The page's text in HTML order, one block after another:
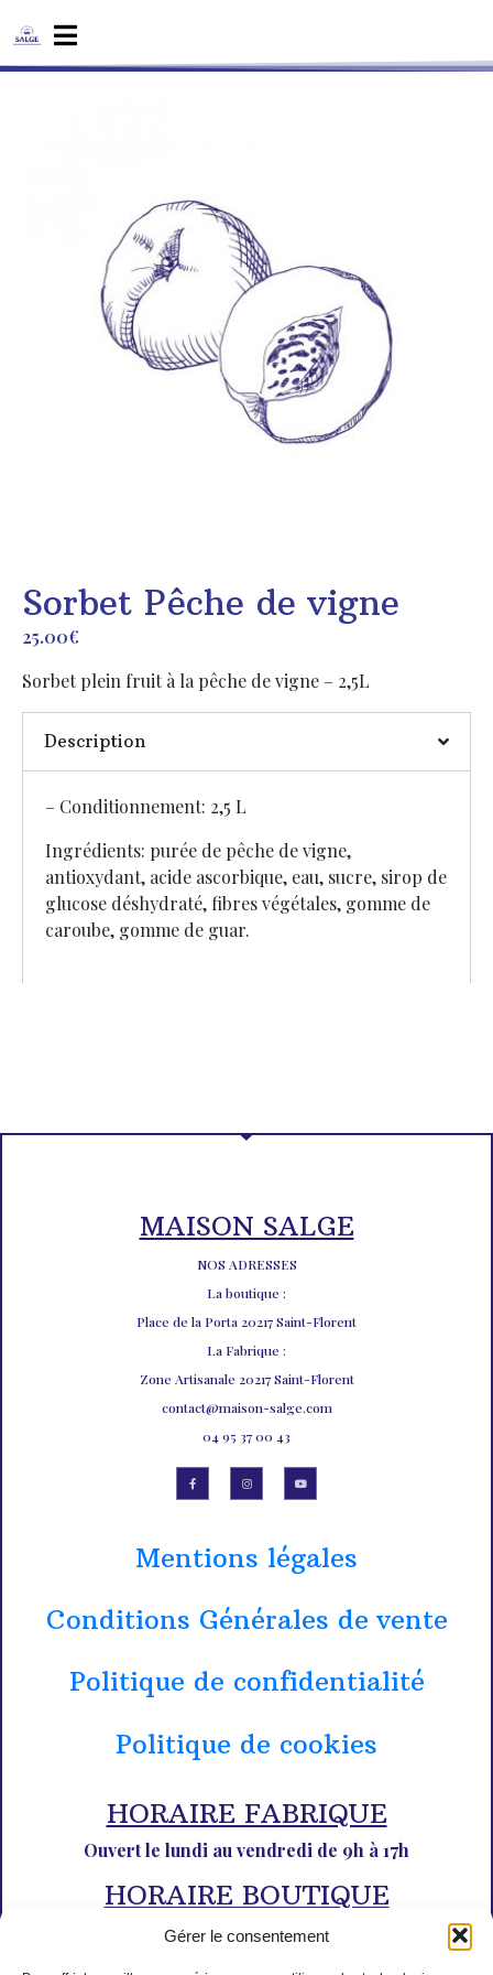
Gérer le consentement
Sorbet Pêche de vigne
25.00€
Sorbet plein fruit à la pêche de vigne – 2,5L
Description
– Conditionnement: 2,5 L
Ingrédients: purée de pêche de vigne,
antioxydant, acide ascorbique, eau, sucre, sirop de
glucose déshydraté, fibres végétales, gomme de
caroube, gomme de guar.
MAISON SALGE
NOS ADRESSES
La boutique :
Place de la Porta 20217 Saint-Florent
La Fabrique :
Zone Artisanale 20217 Saint-Florent
contact@maison-salge.com
04 95 37 00 43
Mentions légales
Conditions Générales de vente
Politique de confidentialité
Politique de cookies
HORAIRE FABRIQUE
Ouvert le lundi au vendredi de 9h à 17h
HORAIRE BOUTIQUE
Du lundi au dimanche de 10h à 12h30 et de 14h30 à 18h30